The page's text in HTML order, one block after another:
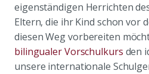
eigenständigen Herrichten
Eltern, die ihr Kind schon vor
diesen Weg vorbereiten
bilingualer Vorschulkurs den
unsere internationale